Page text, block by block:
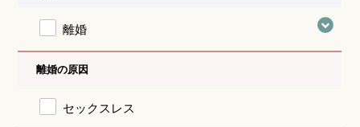
離婚
離婚の原因
セックスレス